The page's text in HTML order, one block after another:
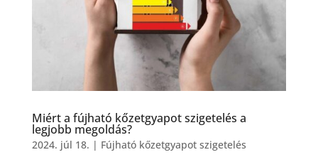
Miért a fújható kőzetgyapot szigetelés a
legjobb megoldás?
2024. júl 18. | Fújható kőzetgyapot szigetelés